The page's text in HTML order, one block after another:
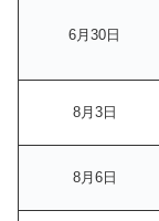
6月30日
8月3日
8月6日